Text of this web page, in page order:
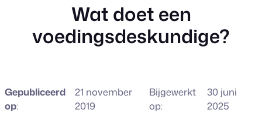
Wat doet een
voedingsdeskundige?
Gepubliceerd
op:
21 november
2019
Bijgewerkt
op:
30 juni
2025